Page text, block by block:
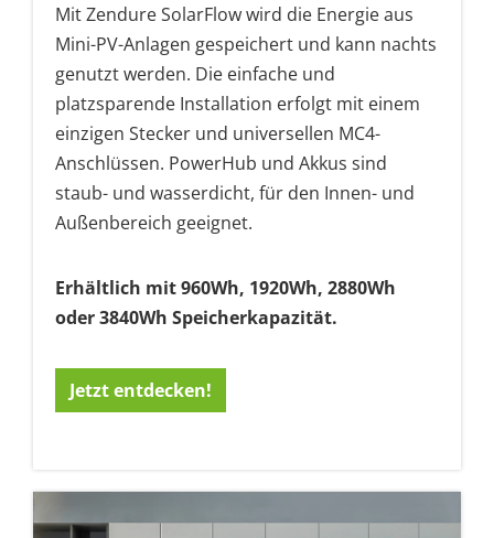
Mit Zendure SolarFlow wird die Energie aus
Mini-PV-Anlagen gespeichert und kann nachts
genutzt werden. Die einfache und
platzsparende Installation erfolgt mit einem
einzigen Stecker und universellen MC4-
Anschlüssen. PowerHub und Akkus sind
staub- und wasserdicht, für den Innen- und
Außenbereich geeignet.
Erhältlich mit 960Wh, 1920Wh, 2880Wh
oder 3840Wh Speicherkapazität.
Jetzt entdecken!